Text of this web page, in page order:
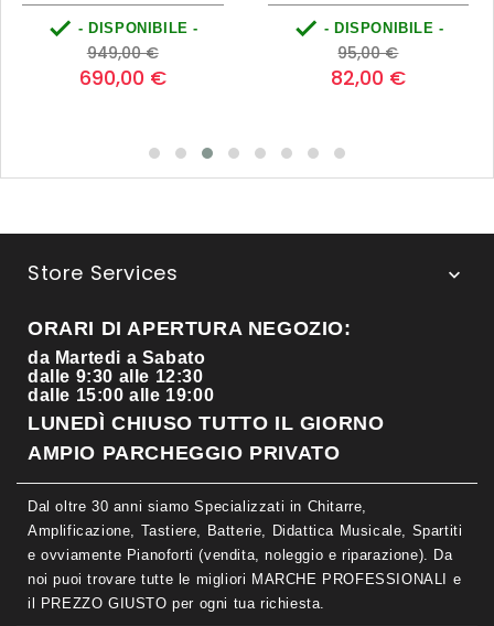
 - DISPONIBILE -
Prezzo
base
949,00 €Prezzo
690,00 €
 - DISPONIBILE -
Prezzo
base
95,00 €Prezzo
82,00 €
Store Services 
ORARI DI APERTURA NEGOZIO:
da Martedi a Sabato
dalle 9:30 alle 12:30
dalle 15:00 alle 19:00
LUNEDÌ CHIUSO TUTTO IL GIORNO
AMPIO PARCHEGGIO PRIVATO
Dal oltre 30 anni siamo Specializzati in Chitarre,
Amplificazione, Tastiere, Batterie, Didattica Musicale, Spartiti
e ovviamente Pianoforti (vendita, noleggio e riparazione). Da
noi puoi trovare tutte le migliori MARCHE PROFESSIONALI e
il PREZZO GIUSTO per ogni tua richiesta.